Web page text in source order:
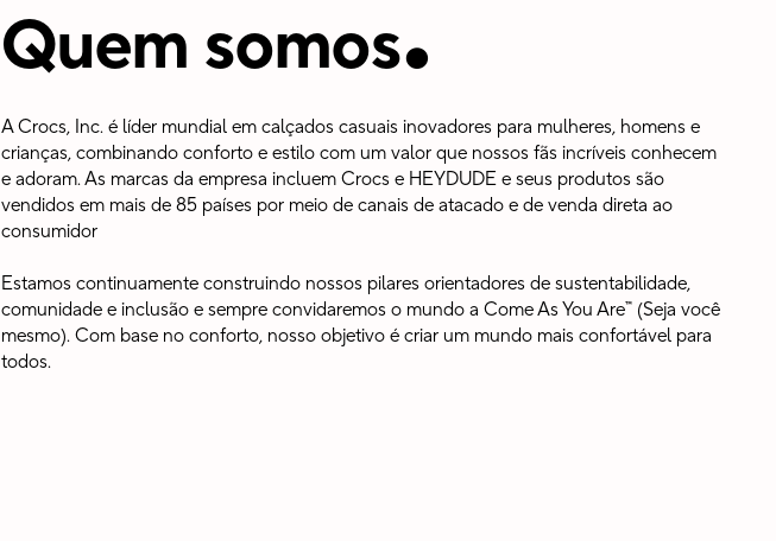
Quem somos
A Crocs, Inc. é líder mundial em calçados casuais inovadores para mulheres, homens e
crianças, combinando conforto e estilo com um valor que nossos fãs incríveis conhecem
e adoram. As marcas da empresa incluem Crocs e HEYDUDE e seus produtos são
vendidos em mais de 85 países por meio de canais de atacado e de venda direta ao
consumidor
Estamos continuamente construindo nossos pilares orientadores de sustentabilidade,
comunidade e inclusão e sempre convidaremos o mundo a Come As You Are™ (Seja você
mesmo). Com base no conforto, nosso objetivo é criar um mundo mais confortável para
todos.